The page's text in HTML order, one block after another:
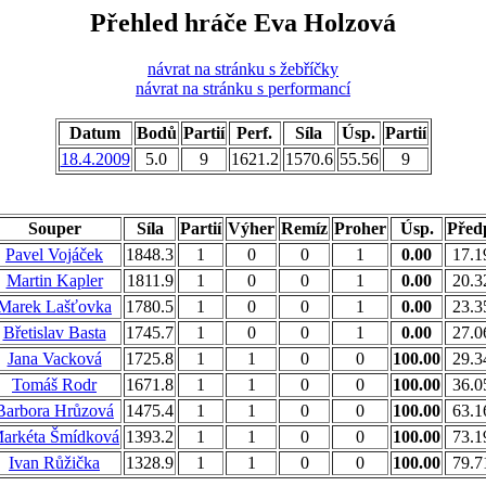
Přehled hráče Eva Holzová
návrat na stránku s žebříčky
návrat na stránku s performancí
Datum Bodů Partií Perf. Síla Úsp. Partií
18.4.2009
5.0 9 1621.2 1570.6 55.56 9
Souper Síla Partií Výher Remíz Proher Úsp.
Pavel Vojáček
1848.3 1 0 0 1 0.00
Martin Kapler
1811.9 1 0 0 1 0.00
Lašťovka
1780.5 1 0 0 1 0.00
Břetislav Basta
1745.7 1 0 0 1 0.00
Jana Vacková
1725.8 1 1 0 0 100.00
Tomáš Rodr
1671.8 1 1 0 0 100.00
Hrůzová
1475.4 1 1 0 0 100.00
Šmídková 1393.2 1 1 0 0 100.00
Ivan Růžička
1328.9 1 1 0 0 100.00